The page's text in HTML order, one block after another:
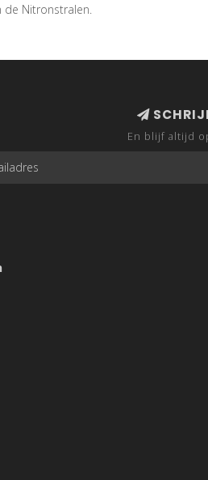
de Nitronstralen.
En blijf altijd